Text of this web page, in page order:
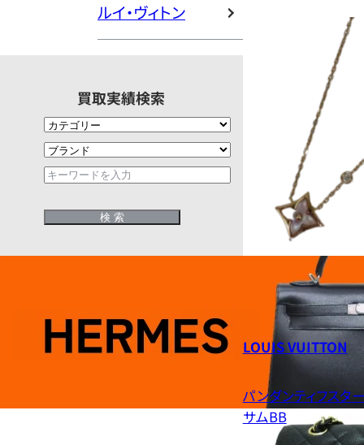
ルイ・ヴィトン
買取実績検索
LOUIS VUITTON
パンダンティフスタ
サムBB